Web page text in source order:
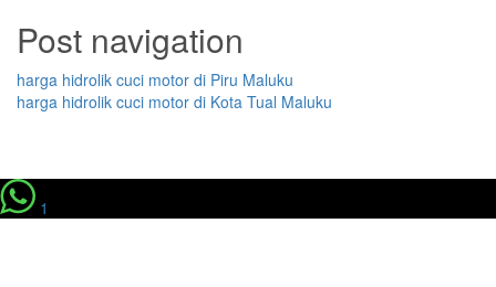
Post navigation
harga hidrolik cuci motor di Piru Maluku
harga hidrolik cuci motor di Kota Tual Maluku
1